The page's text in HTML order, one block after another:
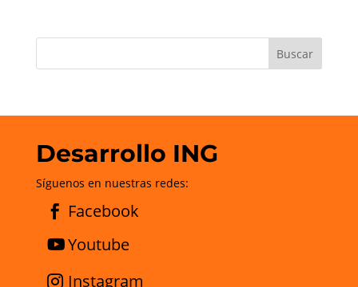
Desarrollo ING
Síguenos en nuestras redes:
Facebook
Youtube
Instagram